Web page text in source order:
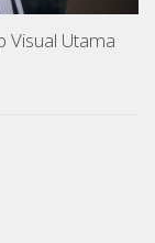
Visual Utama